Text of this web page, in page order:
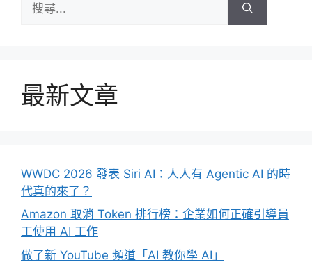
尋:
最新文章
WWDC 2026 發表 Siri AI：人人有 Agentic AI 的時
代真的來了？
Amazon 取消 Token 排行榜：企業如何正確引導員
工使用 AI 工作
做了新 YouTube 頻道「AI 教你學 AI」